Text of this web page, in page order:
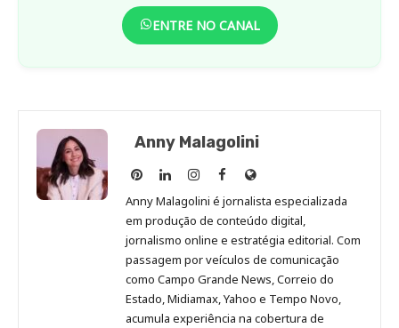
ENTRE NO CANAL
Anny Malagolini
Anny
Malagolini
no
Pinterest
Anny
Malagolini
no
LinkedIn
Anny
Malagolini
no
Instagram
Anny
Malagolini
no
Facebook
Site
de
Anny
Malagolini
Anny Malagolini é jornalista especializada
em produção de conteúdo digital,
jornalismo online e estratégia editorial. Com
passagem por veículos de comunicação
como Campo Grande News, Correio do
Estado, Midiamax, Yahoo e Tempo Novo,
acumula experiência na cobertura de